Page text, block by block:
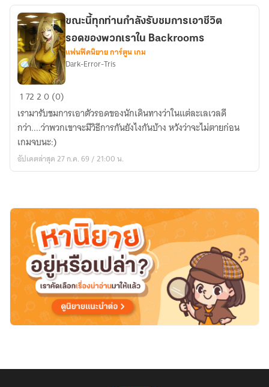
SCP
หลุด
เข้า
สู่
Backrooms
ไม่
พอ!
เหล่า
จักรวาล
สยอง
หลุด
ด้วย
ขณะ
ทุก
ท่าน
กำลัง
รับ
เอา
ชีวิต
รอด
ของ
พวก
เรา
ใน
Backrooms
ขณะนี้ทุกท่านกำลังรับชมการเอาชีวิต
รอดของพวกเราใน Backrooms
แฟนฟิคนิยาย การ์ตูน เกม
Dark-Error-Tris
17220 (0)
เรามารับชมการเอาตัวรอดของนักเดินทางว่าในแต่ละเลเวลดี
กว่า....ว่าพวกเขาจะมีวิธีการกันยังไงกันบ้าง หวังว่าจะไม่ตายก่อน
เกมจบนะ:)
อัปเดตล่าสุด 27 ก.ค. 69 / 21:00 น.